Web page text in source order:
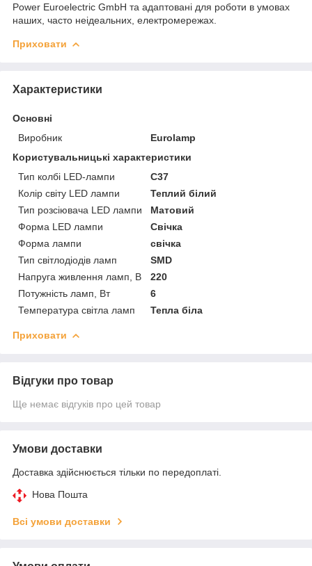
Power Euroelectric GmbH та адаптовані для роботи в умовах
наших, часто неідеальних, електромережах.
Приховати
Характеристики
Основні
Виробник
Eurolamp
Користувальницькі характеристики
Тип колбі LED-лампи
C37
Колір світу LED лампи
Теплий білий
Тип розсіювача LED лампи
Матовий
Форма LED лампи
Свічка
Форма лампи
свічка
Тип світлодіодів ламп
SMD
Напруга живлення ламп, В
220
Потужність ламп, Вт
6
Температура світла ламп
Тепла біла
Приховати
Відгуки про товар
Ще немає відгуків про цей товар
Умови доставки
Доставка здійснюється тільки по передоплаті.
Нова Пошта
Всі умови доставки